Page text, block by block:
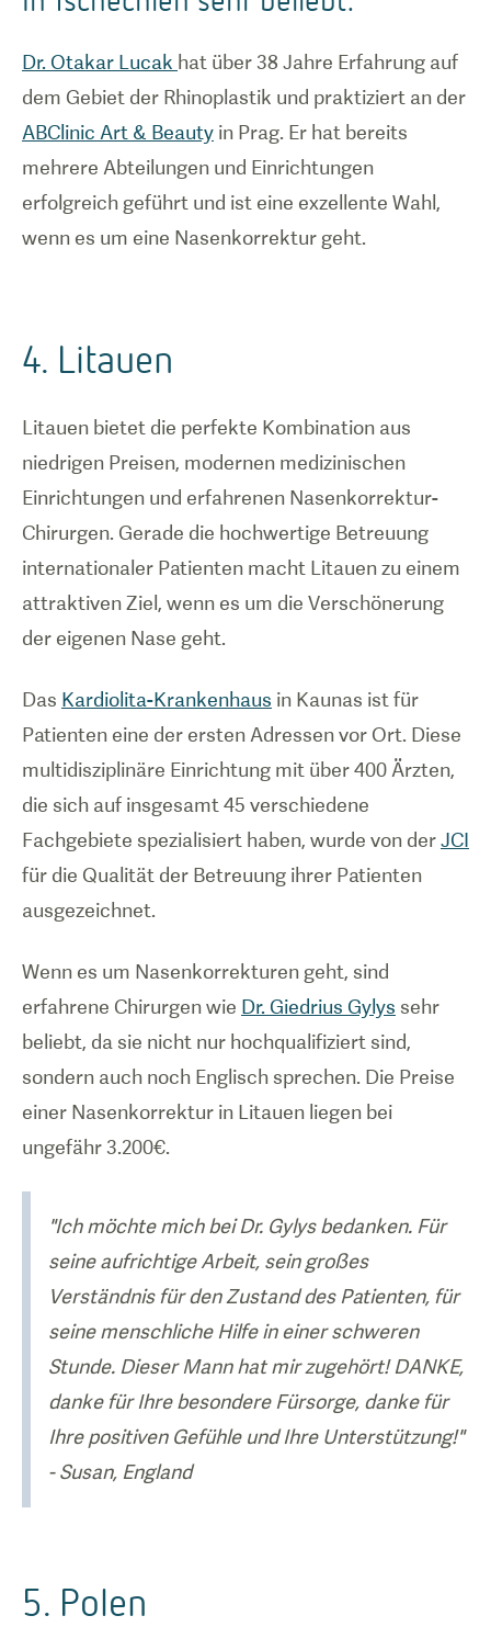
Dr. Otakar Lucak hat über 38 Jahre Erfahrung auf
dem Gebiet der Rhinoplastik und praktiziert an der
ABClinic Art & Beauty in Prag. Er hat bereits
mehrere Abteilungen und Einrichtungen
erfolgreich geführt und ist eine exzellente Wahl,
wenn es um eine Nasenkorrektur geht.
4. Litauen
Litauen bietet die perfekte Kombination aus
niedrigen Preisen, modernen medizinischen
Einrichtungen und erfahrenen Nasenkorrektur-
Chirurgen. Gerade die hochwertige Betreuung
internationaler Patienten macht Litauen zu einem
attraktiven Ziel, wenn es um die Verschönerung
der eigenen Nase geht.
Das Kardiolita-Krankenhaus in Kaunas ist für
Patienten eine der ersten Adressen vor Ort. Diese
multidisziplinäre Einrichtung mit über 400 Ärzten,
die sich auf insgesamt 45 verschiedene
Fachgebiete spezialisiert haben, wurde von derJCI
für die Qualität der Betreuung ihrer Patienten
ausgezeichnet.
Wenn es um Nasenkorrekturen geht, sind
erfahrene Chirurgen wie Dr. Giedrius Gylys sehr
beliebt, da sie nicht nur hochqualifiziert sind,
sondern auch noch Englisch sprechen. Die Preise
einer Nasenkorrektur in Litauen liegen bei
ungefähr 3.200€.
"Ich möchte mich bei Dr. Gylys bedanken. Für
seine aufrichtige Arbeit, sein großes
Verständnis für den Zustand des Patienten, für
seine menschliche Hilfe in einer schweren
Stunde. Dieser Mann hat mir zugehört! DANKE,
danke für Ihre besondere Fürsorge, danke für
Ihre positiven Gefühle und Ihre Unterstützung!"
- Susan, England
5. Polen